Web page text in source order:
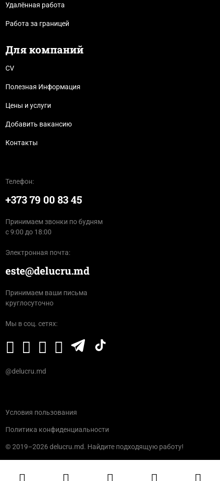
Удалённая работа
Работа за границей
Для компаний
CV
Полезная Информация
Цены и услуги
Добавить вакансию
Контакты
Телефон:
+373 79 00 83 45
Принимаем звонки по будням
с 9:00 до 18:00
Электронная почта:
este@delucru.md
Принимаем ваши письма
круглосуточно
Мы в соц. сетях:
@delucru.md
© 2019–2026 delucru.md. Найдите подходящую работу!
Условия пользования
Политика конфиденциальности